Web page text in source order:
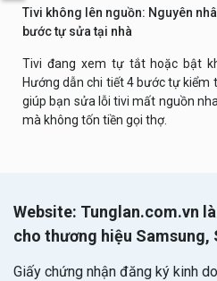
Tivi không lên nguồn: Nguyên
bước tự sửa tại nhà
Tivi đang xem tự tắt hoặc bật
Hướng dẫn chi tiết 4 bước tự kiểm
giúp bạn sửa lỗi tivi mất nguồn
mà không tốn tiền gọi thợ.
Website: Tunglan.com.vn
cho thương hiệu Samsung,
Giấy chứng nhận đăng ký kinh